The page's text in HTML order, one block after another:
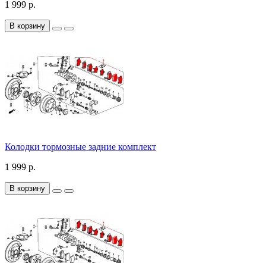
1 999 р.
В корзину
Колодки тормозные задние комплект
1 999 р.
В корзину